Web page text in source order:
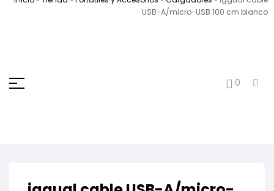
USB-A/micro-USB 100 cm blanco
0